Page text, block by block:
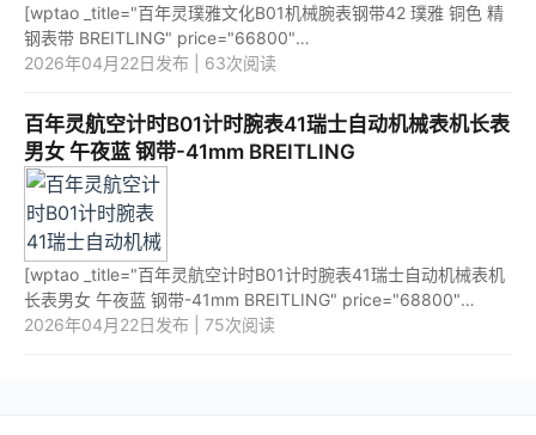
[wptao _title="百年灵璞雅文化B01机械腕表钢带42 璞雅 铜色 精
钢表带 BREITLING" price="66800"
url="https://item.jd.com/10074225066905.html"
2026年04月22日发布 | 63次阅读
百年灵航空计时B01计时腕表41瑞士自动机械表机长表
男女 午夜蓝 钢带-41mm BREITLING
[wptao _title="百年灵航空计时B01计时腕表41瑞士自动机械表机
长表男女 午夜蓝 钢带-41mm BREITLING" price="68800"
url="https://item.jd.com/10082922417870.html"
2026年04月22日发布 | 75次阅读